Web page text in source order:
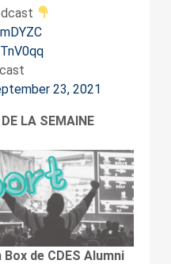
23, 2021
LA SEMAINE
Box de CDES Alumni